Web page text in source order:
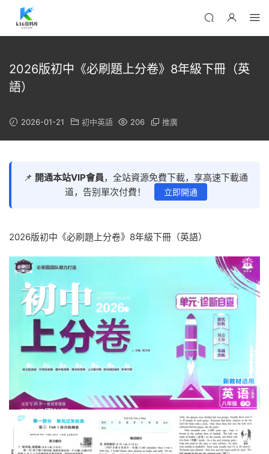
2026版初中《必刷題上分卷》8年級下冊（英
語）
2026-01-21 初中英語 206 推廣
📌 開通本站VIP會員，全站資源免費下載，享高速下載通
道，告别單次付費！
立即開通
2026版初中《必刷題上分卷》8年級下冊（英語）